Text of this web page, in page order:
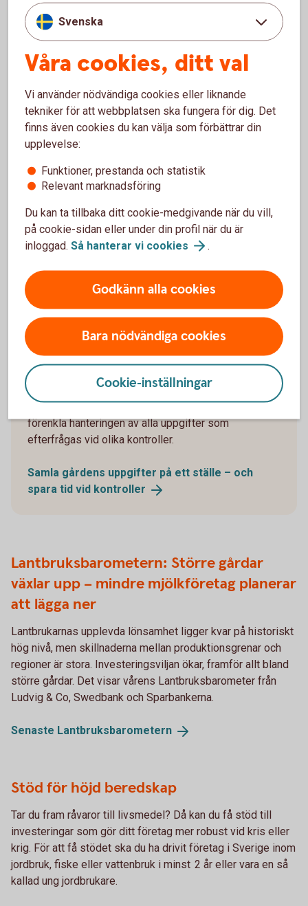
oss.
Bankgirot förändras – så ser du till att dina
betalningar
fungerar
Samla gårdens uppgifter på
ett ställe – och spara tid vid
kontroller
Det är krångligt att vara lantbrukare i Sverige.
Regelverken är omfattande och kontrollerna många. I
ett försök att minska böndernas administrativa
börda har Agronod tagit fram en lösning som ska
förenkla hanteringen av alla uppgifter som
efterfrågas vid olika kontroller.
Samla gårdens uppgifter på ett ställe – och
spara tid vid kontroller
Lantbruksbarometern: Större gårdar
växlar upp – mindre mjölkföretag planerar
att lägga ner
Lantbrukarnas upplevda lönsamhet ligger kvar på historiskt
hög nivå, men skillnaderna mellan produktionsgrenar och
regioner är stora. Investeringsviljan ökar, framför allt bland
större gårdar. Det visar vårens Lantbruksbarometer från
Ludvig & Co, Swedbank och Sparbankerna.
Senaste Lantbruksbarometern
Stöd för höjd beredskap
Tar du fram råvaror till livsmedel? Då kan du få stöd till
investeringar som gör ditt företag mer robust vid kris eller
krig. För att få stödet ska du ha drivit företag i Sverige inom
jordbruk, fiske eller vattenbruk i minst 2 år eller vara en så
kallad ung jordbrukare.
Svenska
Våra cookies, ditt val
Vi använder nödvändiga cookies eller liknande
tekniker för att webbplatsen ska fungera för dig. Det
finns även cookies du kan välja som förbättrar din
upplevelse:
Funktioner, prestanda och statistik
Relevant marknadsföring
Du kan ta tillbaka ditt cookie-medgivande när du vill,
på cookie-sidan eller under din profil när du är
inloggad. Så hanterar vi cookies .
Godkänn alla cookies
Bara nödvändiga cookies
Cookie-inställningar